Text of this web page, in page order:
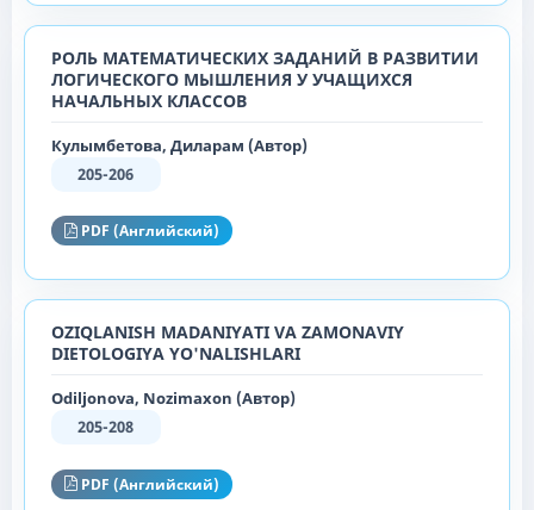
РОЛЬ МАТЕМАТИЧЕСКИХ ЗАДАНИЙ В РАЗВИТИИ
ЛОГИЧЕСКОГО МЫШЛЕНИЯ У УЧАЩИХСЯ
НАЧАЛЬНЫХ КЛАССОВ
Кулымбетова, Диларам (Автор)
205-206
PDF (Английский)
OZIQLANISH MADANIYATI VA ZAMONAVIY
DIETOLOGIYA YO'NALISHLARI
Odiljonova, Nozimaxon (Автор)
205-208
PDF (Английский)